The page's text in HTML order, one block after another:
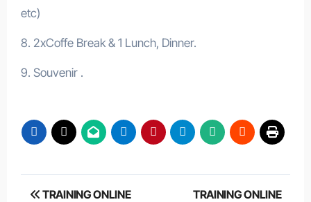
etc)
8. 2xCoffe Break & 1 Lunch, Dinner.
9. Souvenir .
Post
TRAINING ONLINE
TRAINING ONLINE